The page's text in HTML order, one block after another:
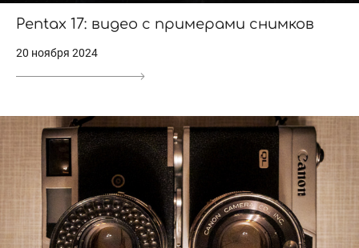
Pentax 17: видео с примерами снимков
20 ноября 2024